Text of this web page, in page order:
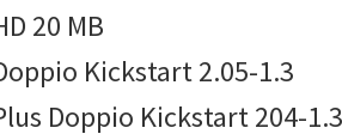
20 MB
Kickstart 2.05-1.3
Doppio Kickstart 204-